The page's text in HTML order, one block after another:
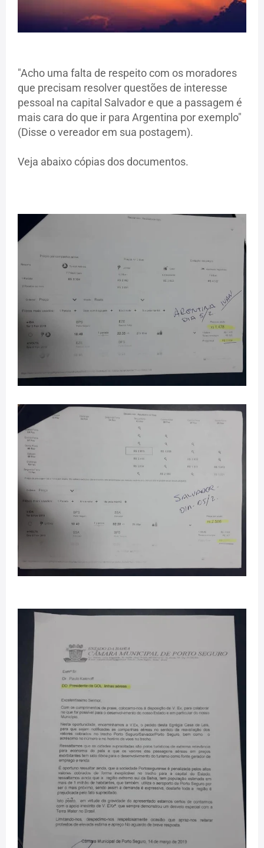
"Acho uma falta de respeito com os moradores
que precisam resolver questões de interesse
pessoal na capital Salvador e que a passagem é
mais cara do que ir para Argentina por exemplo"
(Disse o vereador em sua postagem).
Veja abaixo cópias dos documentos.